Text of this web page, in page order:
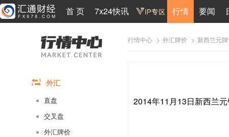
首 页 7x24快讯 行情 要闻
外汇
直盘
交叉盘
外汇牌价
行情中心 > 外汇牌价 > 新西兰元
2014年11月13日新西兰